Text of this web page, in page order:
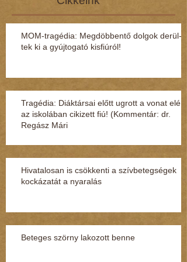
MOM-tragédia: Megdöbbentő dol­gok de­rül­
tek ki a gyúj­to­gató kisfi­ú­ról!
Tragédia: Diáktársai előtt ugrott a vonat elé
az iskolában cikizett fiú! (Kommentár: dr.
Regász Mári
Hivatalosan is csökkenti a szívbetegségek
kockázatát a nyaralás
Beteges szörny lakozott benne